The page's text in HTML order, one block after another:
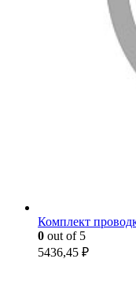
Комплект
0 out of 5
5436,45 ₽